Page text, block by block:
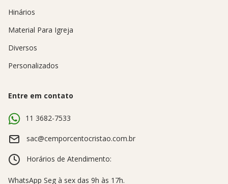
Hinários
Material Para Igreja
Diversos
Personalizados
Entre em contato
11 3682-7533
sac@cemporcentocristao.com.br
Horários de Atendimento: